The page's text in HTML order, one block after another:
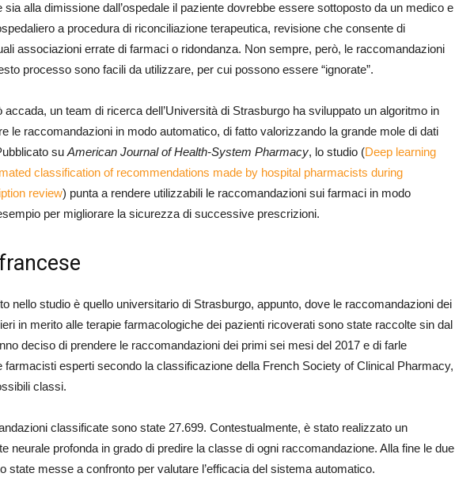
sia alla dimissione dall’ospedale il paziente dovrebbe essere sottoposto da un medico e
a procedura di riconciliazione terapeutica, revisione che consente di
associazioni errate di farmaci o ridondanza. Non sempre, però, le raccomandazioni
processo sono facili da utilizzare, per cui possono essere “ignorate”.
accada, un team di ricerca dell’Università di Strasburgo ha sviluppato un algoritmo in
le raccomandazioni in modo automatico, di fatto valorizzando la grande mole di dati
su American Journal of Health-System Pharmacy, lo studio (Deep learning
classification of recommendations made by hospital pharmacists during
review) punta a rendere utilizzabili le raccomandazioni sui farmaci in modo
per migliorare la sicurezza di successive prescrizioni.
nello studio è quello universitario di Strasburgo, appunto, dove le raccomandazioni dei
in merito alle terapie farmacologiche dei pazienti ricoverati sono state raccolte sin dal
deciso di prendere le raccomandazioni dei primi sei mesi del 2017 e di farle
farmacisti esperti secondo la classificazione della French Society of Clinical Pharmacy,
classi.
classificate sono state 27.699. Contestualmente, è stato realizzato un
neurale profonda in grado di predire la classe di ogni raccomandazione. Alla fine le due
state messe a confronto per valutare l’efficacia del sistema automatico.